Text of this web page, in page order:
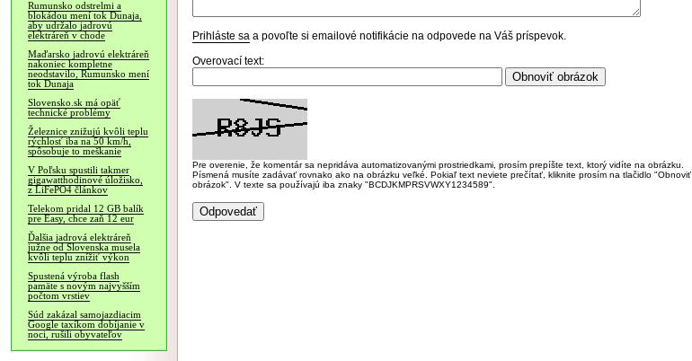
Rumunsko odstrelmi a
blokádou mení tok Dunaja,
aby udržalo jadrovú
elektráreň v chode
Maďarsko jadrovú elektráreň
nakoniec kompletne
neodstavilo, Rumunsko mení
tok Dunaja
Slovensko.sk má opäť
technické problémy
Železnice znižujú kvôli teplu
rýchlosť iba na 50 km/h,
spôsobuje to meškanie
V Poľsku spustili takmer
gigawatthodinové úložisko,
z LiFePO4 článkov
Telekom pridal 12 GB balík
pre Easy, chce zaň 12 eur
Ďalšia jadrová elektráreň
južne od Slovenska musela
kvôli teplu znížiť výkon
Spustená výroba flash
pamäte s novým najvyšším
počtom vrstiev
Súd zakázal samojazdiacim
Google taxíkom dobíjanie v
noci, rušili obyvateľov
Prihláste sa a povoľte si emailové notifikácie na odpovede na Váš príspevok.
Overovací text:
Pre overenie, že komentár sa nepridáva automatizovanými prostriedkami, prosím prepíšte text, ktorý vidíte na obrázku.
Písmená musíte zadávať rovnako ako na obrázku veľké. Pokiaľ text neviete prečítať, kliknite prosím na tlačidlo "Obnoviť
obrázok". V texte sa používajú iba znaky "BCDJKMPRSVWXY1234589".